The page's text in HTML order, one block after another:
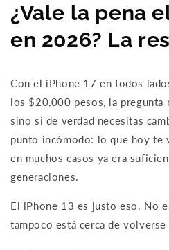
¿Vale la pena
en 2026? La
Con el iPhone 17 en todos
los $20,000 pesos, la pregunta
sino si de verdad necesitas
punto incómodo: lo que hoy te
en muchos casos ya era
generaciones.
El iPhone 13 es justo eso. No
tampoco está cerca de